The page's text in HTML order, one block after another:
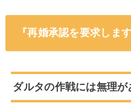
『再婚承認を要求しま
ダルタの作戦には無理が